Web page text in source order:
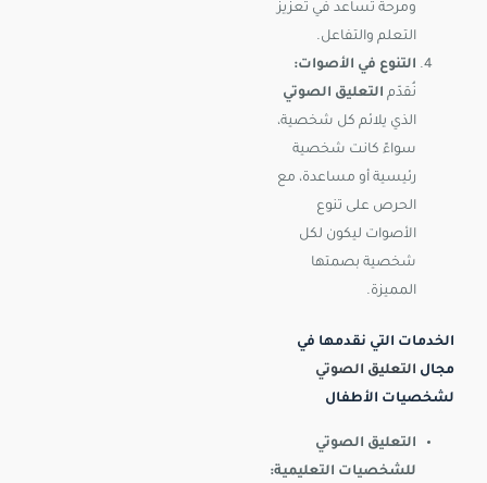
ومرحة تساعد في تعزيز
التعلم والتفاعل.
التنوع في الأصوات:
نُقدّم التعليق الصوتي
الذي يلائم كل شخصية،
سواءً كانت شخصية
رئيسية أو مساعدة، مع
الحرص على تنوع
الأصوات ليكون لكل
شخصية بصمتها
المميزة.
الخدمات التي نقدمها في
مجال التعليق الصوتي
لشخصيات الأطفال
التعليق الصوتي
للشخصيات التعليمية: